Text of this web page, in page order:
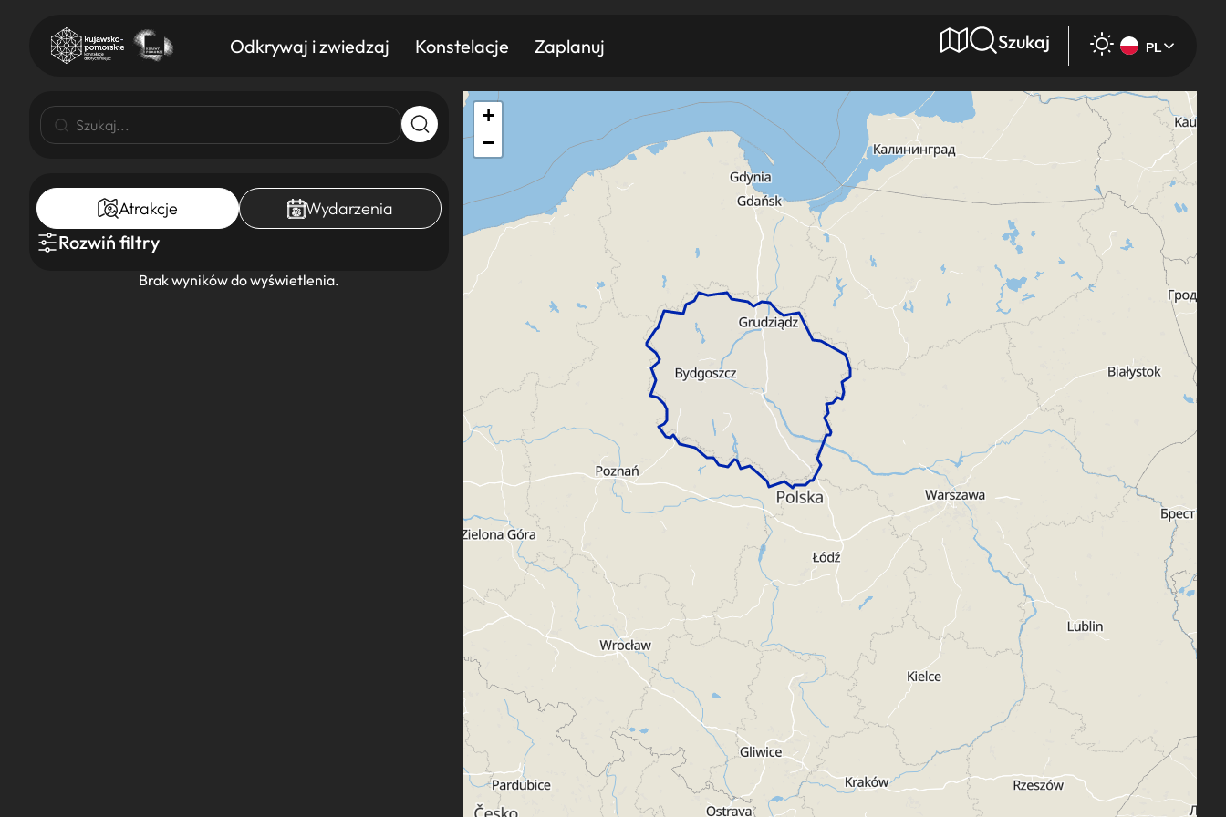
Odkrywaj i zwiedzaj Konstelacje Zaplanuj Szukaj PL
Znajdź atrakcję Znajdź artykuł Znajdź wydarzenie
Znajdź atrakcję
Nazwa atrakcji Kategoria Wyszukaj
+
−
Atrakcje Wydarzenia
Rozwiń filtry
Brak wyników do wyświetlenia.